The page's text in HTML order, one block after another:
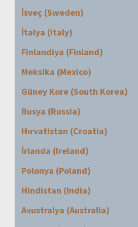
İsveç (Sweden)
İtalya (Italy)
Finlandiya (Finland)
Meksika (Mexico)
Güney Kore (South Korea)
Rusya (Russia)
Hırvatistan (Croatia)
İrlanda (Ireland)
Polonya (Poland)
Hindistan (India)
Avustralya (Australia)